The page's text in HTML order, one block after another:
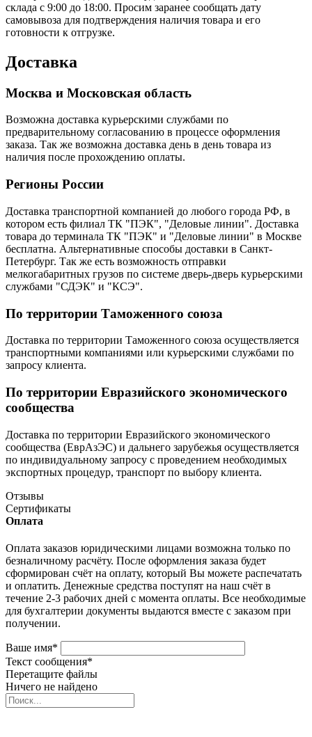
склада с 9:00 до 18:00. Просим заранее сообщать дату
самовывоза для подтверждения наличия товара и его
готовности к отгрузке.
Доставка
Москва и Московская область
Возможна доставка курьерскими службами по
предварительному согласованию в процессе оформления
заказа. Так же возможна доставка день в день товара из
наличия после прохождению оплаты.
Регионы России
Доставка транспортной компанией до любого города РФ, в
котором есть филиал ТК "ПЭК", "Деловые линии". Доставка
товара до терминала ТК "ПЭК" и "Деловые линии" в Москве
бесплатна. Альтернативные способы доставки в Санкт-
Петербург. Так же есть возможность отправки
мелкогабаритных грузов по системе дверь-дверь курьерскими
службами "СДЭК" и "КСЭ".
По территории Таможенного союза
Доставка по территории Таможенного союза осуществляется
транспортными компаниями или курьерскими службами по
запросу клиента.
По территории Евразийского экономического
сообщества
Доставка по территории Евразийского экономического
сообщества (ЕврАзЭС) и дальнего зарубежья осуществляется
по индивидуальному запросу с проведением необходимых
экспортных процедур, транспорт по выбору клиента.
Отзывы
Сертификаты
Оплата
Оплата заказов юридическими лицами возможна только по
безналичному расчёту. После оформления заказа будет
сформирован счёт на оплату, который Вы можете распечатать
и оплатить. Денежные средства поступят на наш счёт в
течение 2-3 рабочих дней с момента оплаты. Все необходимые
для бухгалтерии документы выдаются вместе с заказом при
получении.
Ваше имя*
Текст сообщения*
Перетащите файлы
Ничего не найдено